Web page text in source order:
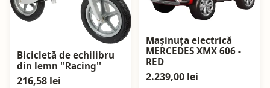
Bicicletă de echilibru
din lemn ''Racing''
216,58 lei
Mașinuța electrică
MERCEDES XMX 606 -
RED
2.239,00 lei